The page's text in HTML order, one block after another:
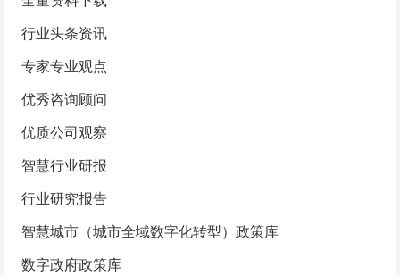
行业头条资讯
专家专业观点
优秀咨询顾问
优质公司观察
智慧行业研报
行业研究报告
智慧城市（城市全域数字化转型）政策库
数字政府政策库